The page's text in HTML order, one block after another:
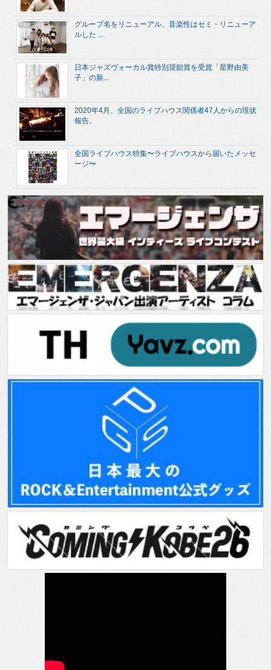
グループ名をリニューアル、音楽性はセミ・リニューア
ルした ...
日本ジャズヴォーカル賞特別奨励賞を受賞「星野由美
子」の新...
2020年4月、全国のライブハウス関係者47人からの現状
報告。
全国ライブハウス特集〜ライブハウスから届いたメッセ
ージ〜